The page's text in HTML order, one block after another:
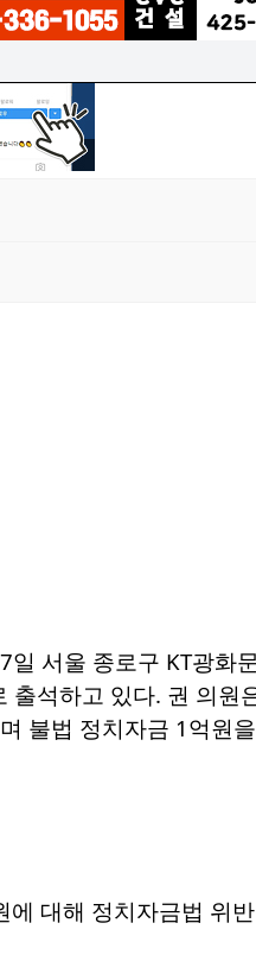
서울 종로구 KT광화
출석하고 있다. 권 의
불법 정치자금 1억원
대해 정치자금법 위